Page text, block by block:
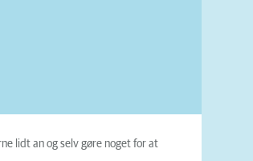
lidt an og selv gøre noget for at